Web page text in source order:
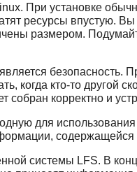
При установке
ресурсы впустую.
размером.
безопасность.
когда кто-то другой
собран корректно и
для
содержащейся
системы LFS. В